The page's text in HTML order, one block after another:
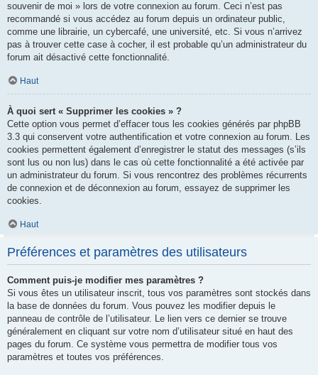
souvenir de moi » lors de votre connexion au forum. Ceci n’est pas
recommandé si vous accédez au forum depuis un ordinateur public,
comme une librairie, un cybercafé, une université, etc. Si vous n’arrivez
pas à trouver cette case à cocher, il est probable qu’un administrateur du
forum ait désactivé cette fonctionnalité.
Haut
À quoi sert « Supprimer les cookies » ?
Cette option vous permet d’effacer tous les cookies générés par phpBB
3.3 qui conservent votre authentification et votre connexion au forum. Les
cookies permettent également d’enregistrer le statut des messages (s’ils
sont lus ou non lus) dans le cas où cette fonctionnalité a été activée par
un administrateur du forum. Si vous rencontrez des problèmes récurrents
de connexion et de déconnexion au forum, essayez de supprimer les
cookies.
Haut
Préférences et paramètres des utilisateurs
Comment puis-je modifier mes paramètres ?
Si vous êtes un utilisateur inscrit, tous vos paramètres sont stockés dans
la base de données du forum. Vous pouvez les modifier depuis le
panneau de contrôle de l’utilisateur. Le lien vers ce dernier se trouve
généralement en cliquant sur votre nom d’utilisateur situé en haut des
pages du forum. Ce système vous permettra de modifier tous vos
paramètres et toutes vos préférences.